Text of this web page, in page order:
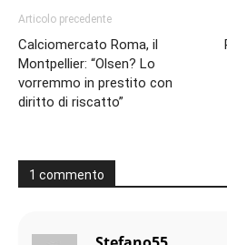
Articolo precedente
Calciomercato Roma, il
Montpellier: “Olsen? Lo
vorremmo in prestito con
diritto di riscatto”
1 commento